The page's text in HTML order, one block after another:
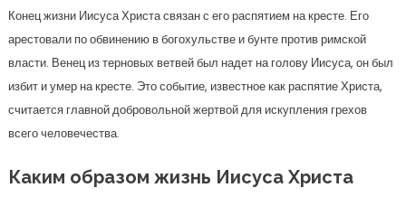
Конец жизни Иисуса Христа связан с его распятием на кресте. Его
арестовали по обвинению в богохульстве и бунте против римской
власти. Венец из терновых ветвей был надет на голову Иисуса, он был
избит и умер на кресте. Это событие, известное как распятие Христа,
считается главной добровольной жертвой для искупления грехов
всего человечества.
Каким образом жизнь Иисуса Христа